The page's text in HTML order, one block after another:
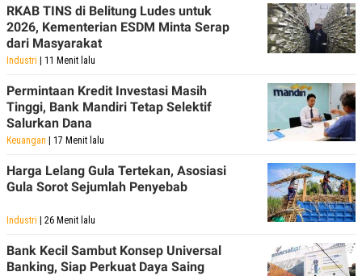
RKAB TINS di Belitung Ludes untuk
2026, Kementerian ESDM Minta Serap
dari Masyarakat
Industri | 11 Menit lalu
Permintaan Kredit Investasi Masih
Tinggi, Bank Mandiri Tetap Selektif
Salurkan Dana
Keuangan | 17 Menit lalu
Harga Lelang Gula Tertekan, Asosiasi
Gula Sorot Sejumlah Penyebab
Industri | 26 Menit lalu
Bank Kecil Sambut Konsep Universal
Banking, Siap Perkuat Daya Saing